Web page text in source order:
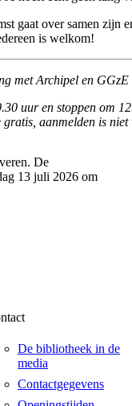
gaat over samen zijn
is welkom!
met Archipel en GGzE
uur en stoppen om
aanmelden is
De
13 juli 2026 om
De bibliotheek in de
media
Contactgegevens